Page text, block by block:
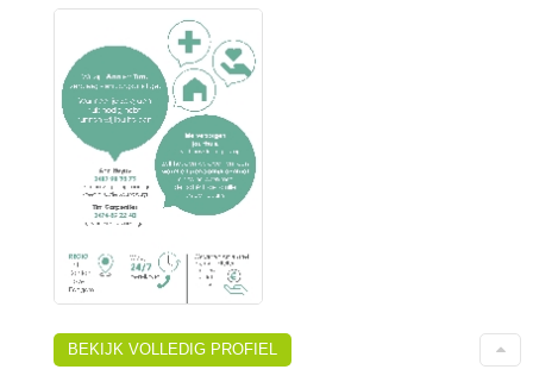
BEKIJK VOLLEDIG PROFIEL